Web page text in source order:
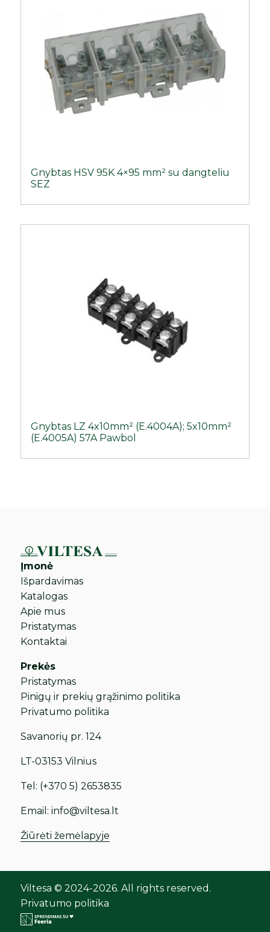
Gnybtas HSV 95K 4×95 mm² su dangteliu
SEZ
Gnybtas LZ 4x10mm² (E.4004A); 5x10mm²
(E.4005A) 57A Pawbol
Įmonė
Išpardavimas
Katalogas
Apie mus
Pristatymas
Kontaktai
Prekės
Pristatymas
Pinigų ir prekių grąžinimo politika
Privatumo politika
Savanorių pr. 124
LT-03153 Vilnius
Tel: (+370 5) 2653835
Email:info@viltesa.lt
Žiūrėti žemėlapyje
Viltesa © 2024-2026. All rights reserved.
Privatumo politika